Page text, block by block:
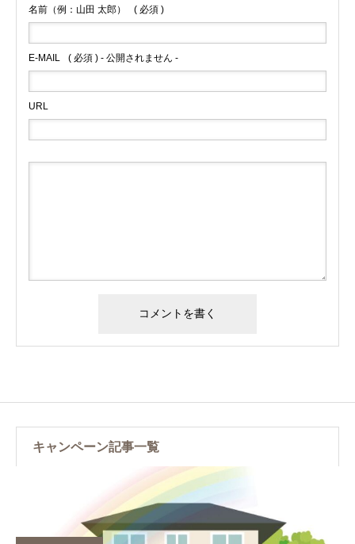
名前（例：山田 太郎） ( 必須 )
E-MAIL ( 必須 ) - 公開されません -
URL
キャンペーン記事一覧